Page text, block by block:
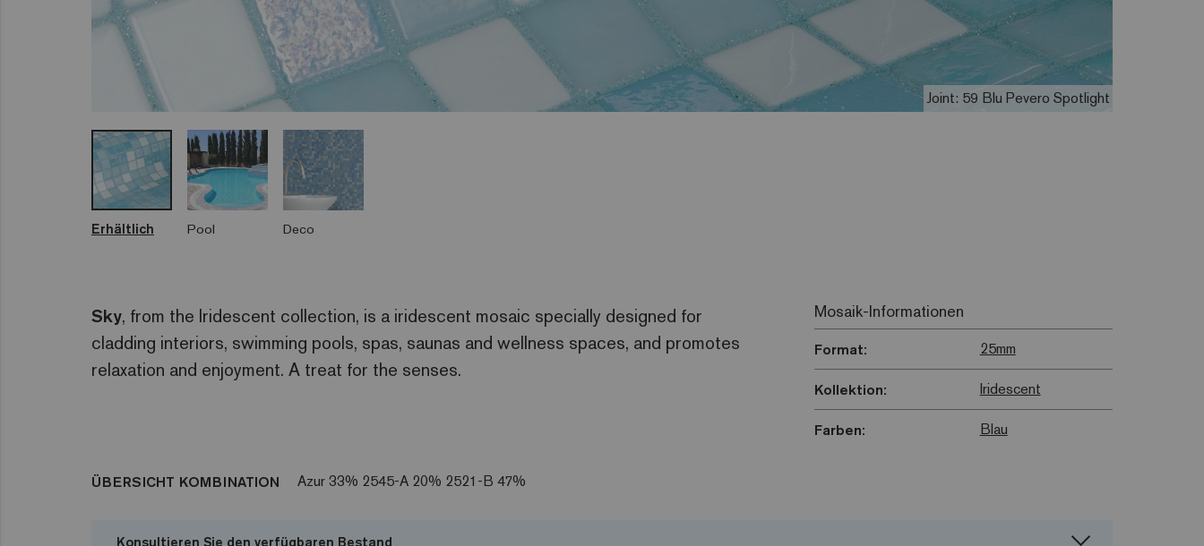
Joint: 59 Blu Pevero Spotlight
Erhältlich Pool Deco
Sky, from the Iridescent collection, is a iridescent mosaic specially designed for
cladding interiors, swimming pools, spas, saunas and wellness spaces, and promotes
relaxation and enjoyment. A treat for the senses.
Mosaik-Informationen
Format: 25mm
Kollektion: Iridescent
Farben: Blau
ÜBERSICHT KOMBINATION Azur 33% 2545-A 20% 2521-B 47%
Konsultieren Sie den verfügbaren Bestand